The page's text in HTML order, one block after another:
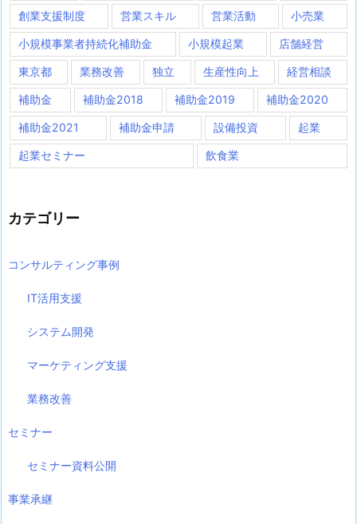
創業支援制度 営業スキル 営業活動 小売業
小規模事業者持続化補助金 小規模起業 店舗経営
東京都 業務改善 独立 生産性向上 経営相談
補助金 補助金2018 補助金2019 補助金2020
補助金2021 補助金申請 設備投資 起業
起業セミナー 飲食業
カテゴリー
コンサルティング事例
IT活用支援
システム開発
マーケティング支援
業務改善
セミナー
セミナー資料公開
事業承継